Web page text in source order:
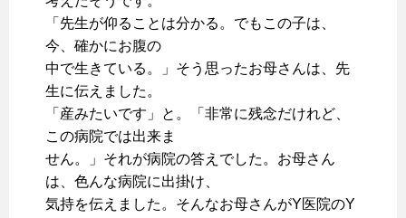
「先生が仰ることは分かる。でもこの子は、
今、確かにお腹の
中で生きている。」そう思ったお母さんは、先
生に伝えました。
「産みたいです」と。「非常に残念だけれど、
この病院では出来ま
せん。」それが病院の答えでした。お母さん
は、色んな病院に出掛け、
気持を伝えました。そんなお母さんがY医院のY